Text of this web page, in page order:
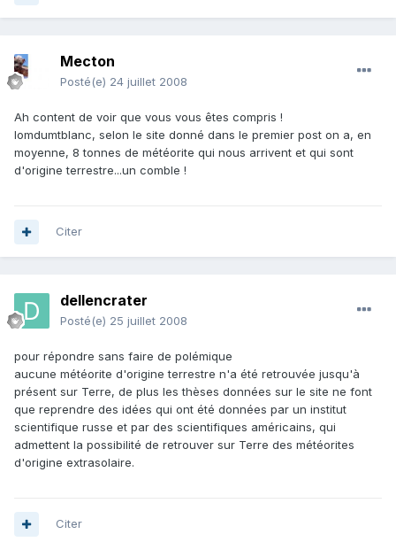
Mecton
Posté(e) 24 juillet 2008
Ah content de voir que vous vous êtes compris !
lomdumtblanc, selon le site donné dans le premier post on a, en
moyenne, 8 tonnes de météorite qui nous arrivent et qui sont
d'origine terrestre...un comble !
Citer
dellencrater
Posté(e) 25 juillet 2008
pour répondre sans faire de polémique
aucune météorite d'origine terrestre n'a été retrouvée jusqu'à
présent sur Terre, de plus les thèses données sur le site ne font
que reprendre des idées qui ont été données par un institut
scientifique russe et par des scientifiques américains, qui
admettent la possibilité de retrouver sur Terre des météorites
d'origine extrasolaire.
Citer